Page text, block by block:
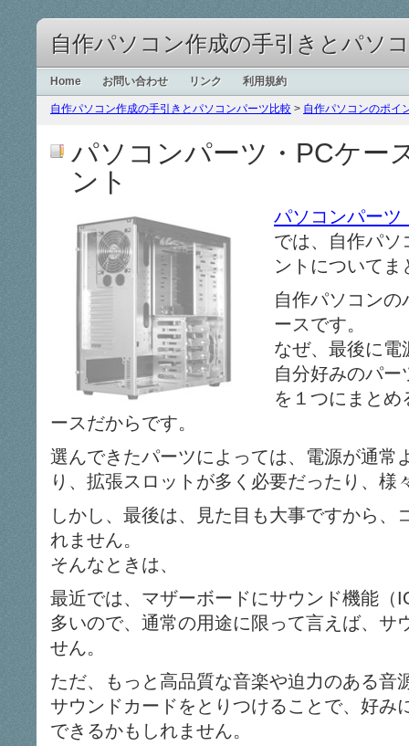
自作パソコン作成の手引きとパソ
ンパーツの比較情報を提供しています。
Home お問い合わせ リンク 利用規約
自作パソコン作成の手引きとパソコンパーツ比較 > 自作パソコンのポイ
パソコンパーツ・PCケー
ント
パソコンパーツ
では、 自作パソ
ントについてま
自作パソコン
ースです。
なぜ、最後に電
自分好みのパ
を１つにまとめ
ースだからです。
選んできたパーツによっては、電源が通常
り、拡張スロットが多く必要だったり、様
しかし、最後は、見た目も大事ですから、
れません。
そんなときは、
最近では、マザーボードにサウンド機能（
多いので、通常の用途に限って言えば、サ
せん。
ただ、もっと高品質な音楽や迫力のある音
サウンドカードをとりつけることで、好み
できるかもしれません。